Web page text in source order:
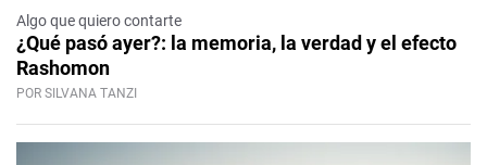
Algo que quiero contarte
¿Qué pasó ayer?: la memoria, la verdad y el efecto
Rashomon
POR SILVANA TANZI